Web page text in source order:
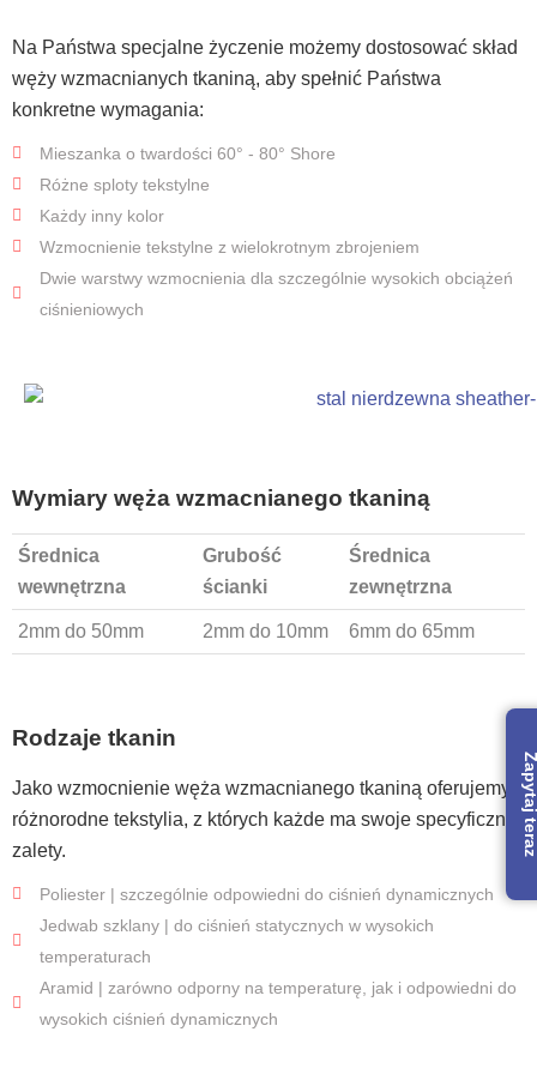
Na Państwa specjalne życzenie możemy dostosować skład
węży wzmacnianych tkaniną, aby spełnić Państwa
konkretne wymagania:
Mieszanka o twardości 60° - 80° Shore
Różne sploty tekstylne
Każdy inny kolor
Wzmocnienie tekstylne z wielokrotnym zbrojeniem
Dwie warstwy wzmocnienia dla szczególnie wysokich obciążeń
ciśnieniowych
Wymiary węża wzmacnianego tkaniną
Średnica
wewnętrzna
Grubość
ścianki
Średnica
zewnętrzna
2mm do 50mm 2mm do 10mm 6mm do 65mm
Rodzaje tkanin
Jako wzmocnienie węża wzmacnianego tkaniną oferujemy
różnorodne tekstylia, z których każde ma swoje specyficzne
zalety.
Poliester | szczególnie odpowiedni do ciśnień dynamicznych
Jedwab szklany | do ciśnień statycznych w wysokich
temperaturach
Aramid | zarówno odporny na temperaturę, jak i odpowiedni do
wysokich ciśnień dynamicznych